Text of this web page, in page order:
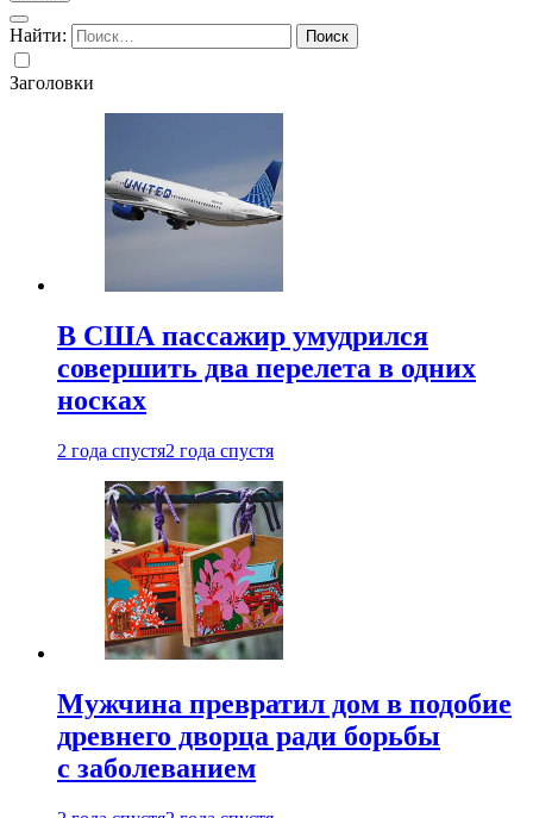
Найти:
Заголовки
В США пассажир умудрился
совершить два перелета в одних
носках
2 года спустя2 года спустя
Мужчина превратил дом в подобие
древнего дворца ради борьбы
с заболеванием